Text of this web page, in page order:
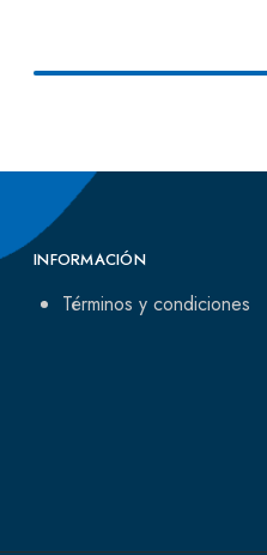
INFORMACIÓN
Términos y condiciones